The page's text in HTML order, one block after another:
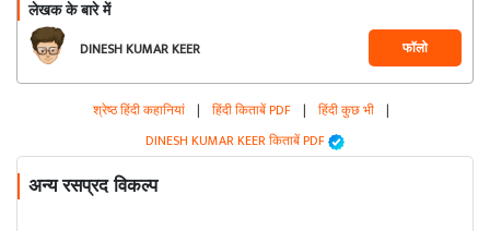
लेखक के बारे में
DINESH KUMAR KEER फॉलो
श्रेष्ठ हिंदी कहानियां | हिंदी किताबें PDF | हिंदी कुछ भी |
DINESH KUMAR KEER किताबें PDF
अन्य रसप्रद विकल्प